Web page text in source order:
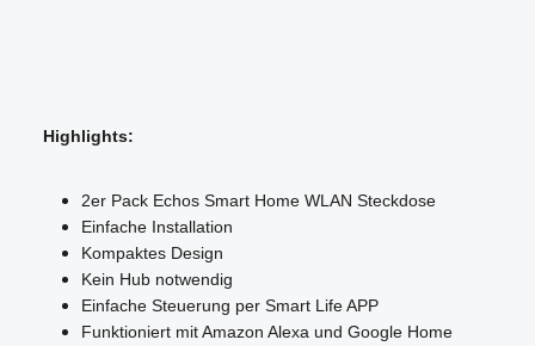
Highlights:
2er Pack Echos Smart Home WLAN Steckdose
Einfache Installation
Kompaktes Design
Kein Hub notwendig
Einfache Steuerung per Smart Life APP
Funktioniert mit Amazon Alexa und Google Home